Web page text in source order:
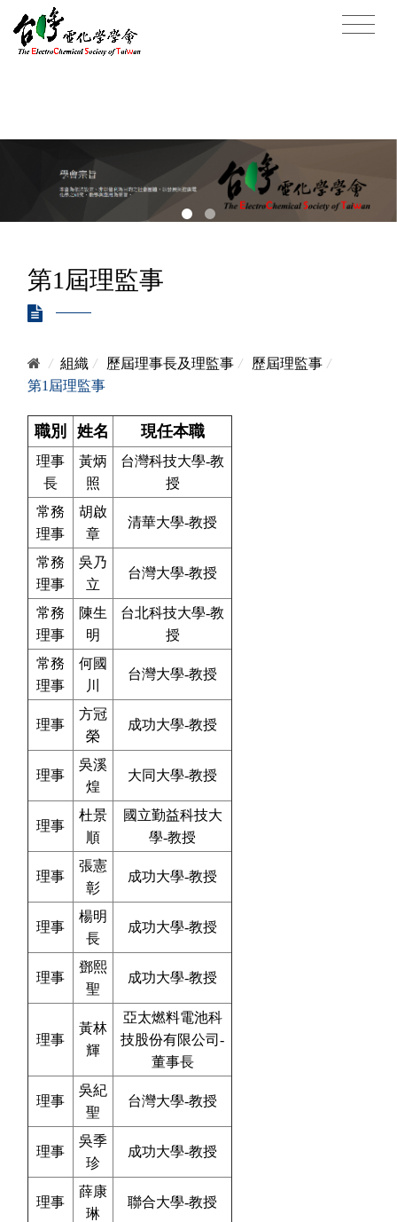
第1屆理監事
/ 組織 / 歷屆理事長及理監事 / 歷屆理監事 /
第1屆理監事
職別 姓名 現任本職
理事
長
黃炳
照
台灣科技大學-教
授
常務
理事
胡啟
章
清華大學-教授
常務
理事
吳乃
立
台灣大學-教授
常務
理事
陳生
明
台北科技大學-教
授
常務
理事
何國
川
台灣大學-教授
理事
方冠
榮
成功大學-教授
理事
吳溪
煌
大同大學-教授
理事
杜景
順
國立勤益科技大
學-教授
理事
張憲
彰
成功大學-教授
理事
楊明
長
成功大學-教授
理事
鄧熙
聖
成功大學-教授
理事
黃林
輝
亞太燃料電池科
技股份有限公司-
董事長
理事
吳紀
聖
台灣大學-教授
理事
吳季
珍
成功大學-教授
理事
薛康
琳
聯合大學-教授